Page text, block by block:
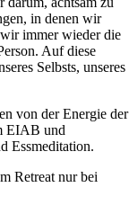
in denen wir
immer wieder die
Auf diese
Selbsts, unseres
von der Energie der
EIAB und
Essmeditation.
Retreat nur bei